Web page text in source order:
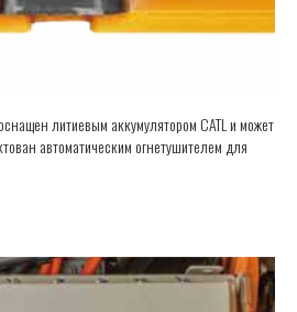
литиевым аккумулятором CATL и может
автоматическим огнетушителем для